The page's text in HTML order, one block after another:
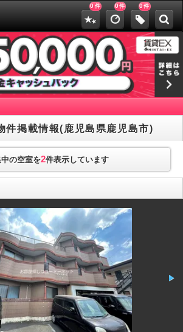
0 件 0件 0件
件掲載情報(鹿児島県鹿児島市)
の空室を2件表示しています